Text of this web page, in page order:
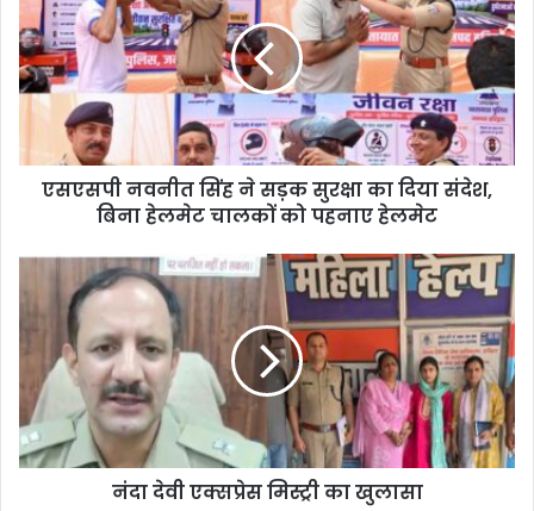
एसएसपी नवनीत सिंह ने सड़क सुरक्षा का दिया संदेश,
बिना हेलमेट चालकों को पहनाए हेलमेट
नंदा देवी एक्सप्रेस मिस्ट्री का खुलासा